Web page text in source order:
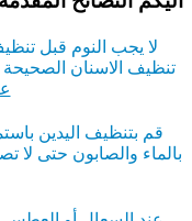
لا يجب النوم قبل
تنظيف الاسنان الصحيحة
قم بتنظيف اليدين
بالماء والصابون حتى لا